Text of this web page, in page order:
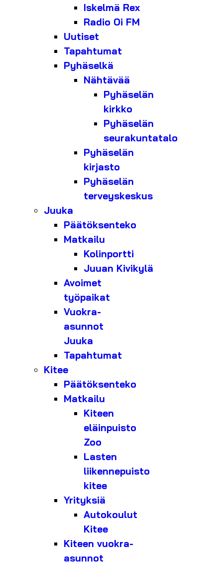
Iskelmä Rex
Radio Oi FM
Uutiset
Tapahtumat
Pyhäselkä
Nähtävää
Pyhäselän
kirkko
Pyhäselän
seurakuntatalo
Pyhäselän
kirjasto
Pyhäselän
terveyskeskus
Juuka
Päätöksenteko
Matkailu
Kolinportti
Juuan Kivikylä
Avoimet
työpaikat
Vuokra-
asunnot
Juuka
Tapahtumat
Kitee
Päätöksenteko
Matkailu
Kiteen
eläinpuisto
Zoo
Lasten
liikennepuisto
kitee
Yrityksiä
Autokoulut
Kitee
Kiteen vuokra-
asunnot